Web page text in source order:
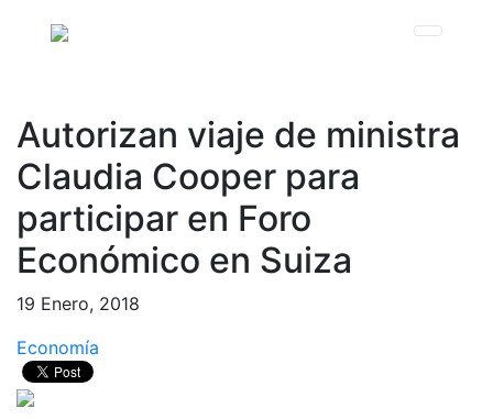
Autorizan viaje de ministra
Claudia Cooper para
participar en Foro
Económico en Suiza
19 Enero, 2018
Economía